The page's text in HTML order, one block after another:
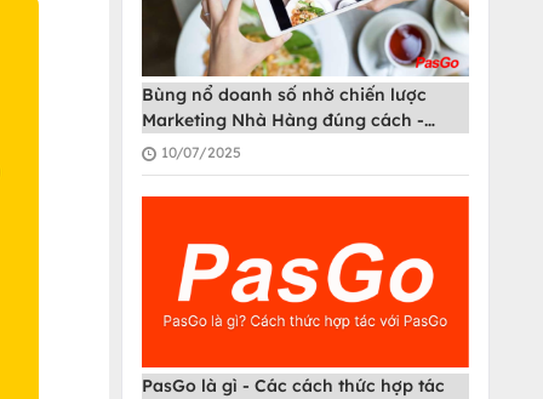
Bùng nổ doanh số nhờ chiến lược
Marketing Nhà Hàng đúng cách -
PasGo
10/07/2025
PasGo là gì - Các cách thức hợp tác